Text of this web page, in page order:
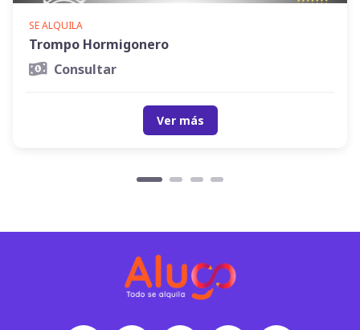
SE ALQUILA
Trompo Hormigonero
Consultar
Ver más